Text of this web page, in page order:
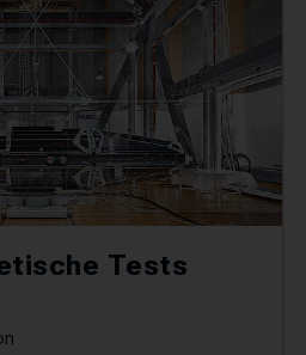
Tests